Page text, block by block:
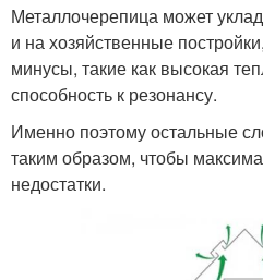
Металлочерепица может
и на хозяйственные
минусы, такие как высокая
способность к резонансу.
Именно поэтому остальные
таким образом, чтобы
недостатки.